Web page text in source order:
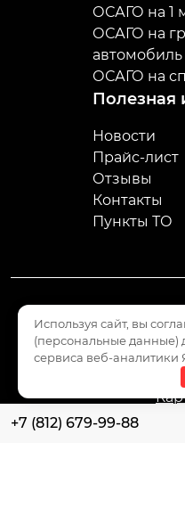
ОСАГО на 1
ОСАГО на
автомобиль
ОСАГО на
Полезная
Новости
Прайс-лист
Отзывы
Контакты
Пункты ТО
Политика
Политика
+7 (812) 679-99-88
Используя сайт, вы
(персональные данные)
сервиса веб-аналитики